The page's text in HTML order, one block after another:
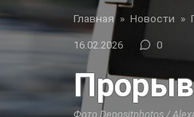
Главная » Новости »
16.02.2026 0
Прорыв
Фото Depositphotos /